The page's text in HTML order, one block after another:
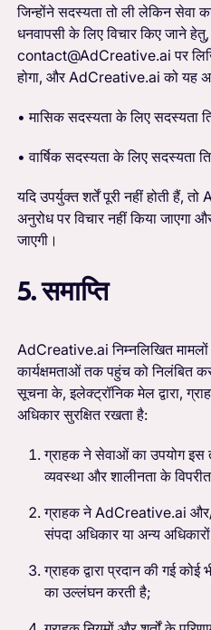
जिन्होंने सदस्यता तो ली लेकिन सेवा
धनवापसी के लिए विचार किए जाने
contact@AdCreative.ai पर
होगा, और AdCreative.ai को यह
• मासिक सदस्यता के लिए सदस्यता
• वार्षिक सदस्यता के लिए सदस्यता
यदि उपर्युक्त शर्तें पूरी नहीं होती हैं,
अनुरोध पर विचार नहीं किया जाएगा
जाएगी।
5. समाप्ति
AdCreative.ai निम्नलिखित
कार्यक्षमताओं तक पहुंच को निलंबित
सूचना के, इलेक्ट्रॉनिक मेल द्वारा,
अधिकार सुरक्षित रखता है:
ग्राहक ने सेवाओं का उपयोग इस
व्यवस्था और शालीनता के
ग्राहक ने AdCreative.ai और/
संपदा अधिकार या अन्य
ग्राहक द्वारा प्रदान की गई कोई
का उल्लंघन करती है;